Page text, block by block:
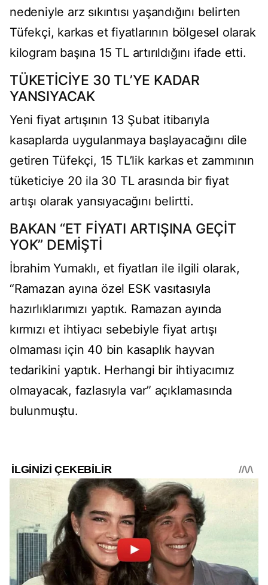
nedeniyle arz sıkıntısı yaşandığını belirten
Tüfekçi, karkas et fiyatlarının bölgesel olarak
kilogram başına 15 TL artırıldığını ifade etti.
TÜKETİCİYE 30 TL’YE KADAR
YANSIYACAK
Yeni fiyat artışının 13 Şubat itibarıyla
kasaplarda uygulanmaya başlayacağını dile
getiren Tüfekçi, 15 TL’lik karkas et zammının
tüketiciye 20 ila 30 TL arasında bir fiyat
artışı olarak yansıyacağını belirtti.
BAKAN “ET FİYATI ARTIŞINA GEÇİT
YOK” DEMİŞTİ
İbrahim Yumaklı, et fiyatları ile ilgili olarak,
“Ramazan ayına özel ESK vasıtasıyla
hazırlıklarımızı yaptık. Ramazan ayında
kırmızı et ihtiyacı sebebiyle fiyat artışı
olmaması için 40 bin kasaplık hayvan
tedarikini yaptık. Herhangi bir ihtiyacımız
olmayacak, fazlasıyla var” açıklamasında
bulunmuştu.